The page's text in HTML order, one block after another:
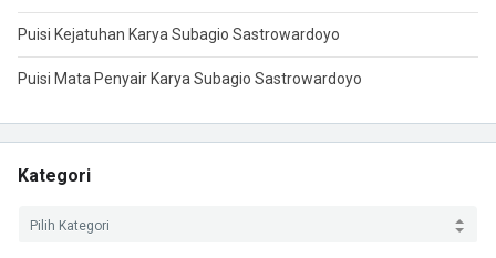
Puisi Kejatuhan Karya Subagio Sastrowardoyo
Puisi Mata Penyair Karya Subagio Sastrowardoyo
Kategori